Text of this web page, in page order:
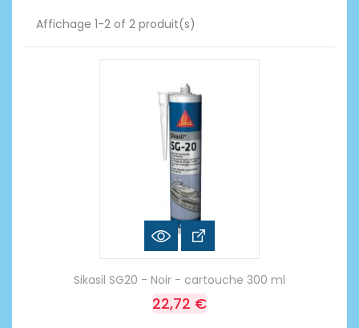
Affichage 1-2 of 2 produit(s)
Sikasil SG20 - Noir - cartouche 300 ml
22,72 €